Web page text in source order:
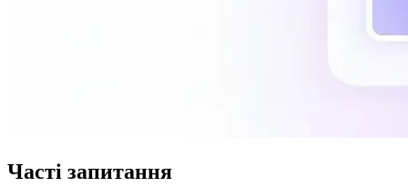
Часті запитання